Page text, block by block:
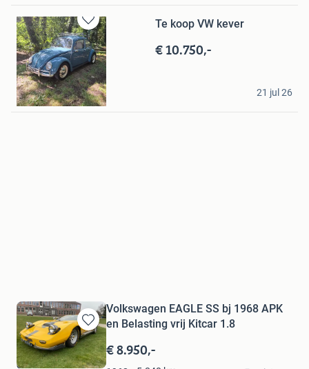
Bewaren
in
Mijn
Favorieten
Te koop VW kever
€ 10.750,-
Aircooled
Goirle
21 jul 26
Bewaren
in
Mijn
Volkswagen EAGLE SS bj 1968 APK
en Belasting vrij Kitcar 1.8
€ 8.950,-
erik